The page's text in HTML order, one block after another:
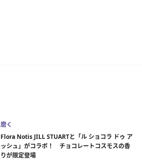
磨く
Flora Notis JILL STUARTと「ル ショコラ ドゥ ア
ッシュ」がコラボ！ チョコレートコスモスの香
りが限定登場